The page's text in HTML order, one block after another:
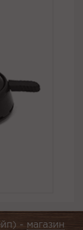
- магазин